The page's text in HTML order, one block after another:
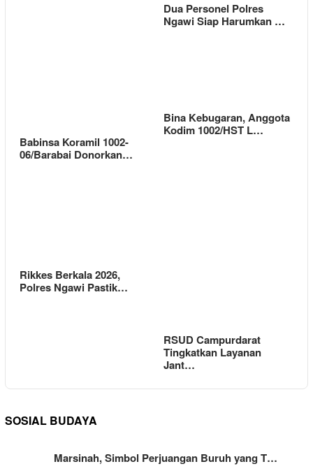
Dua Personel Polres
Ngawi Siap Harumkan …
Babinsa Koramil 1002-
06/Barabai Donorkan…
Bina Kebugaran, Anggota
Kodim 1002/HST L…
Rikkes Berkala 2026,
Polres Ngawi Pastik…
RSUD Campurdarat
Tingkatkan Layanan
Jant…
SOSIAL BUDAYA
Marsinah, Simbol Perjuangan Buruh yang T…